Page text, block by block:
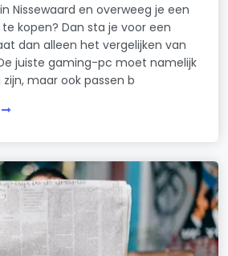
Nissewaard en overweeg je een
kopen? Dan sta je voor een
dan alleen het vergelijken van
juiste gaming-pc moet namelijk
maar ook passen b